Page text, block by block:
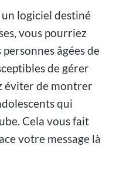
un logiciel destiné
vous pourriez
âgées de
de gérer
éviter de montrer
qui
Cela vous fait
votre message là